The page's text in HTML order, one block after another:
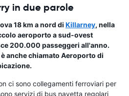
in due parole
18 km a nord di Killarney, nella
aeroporto a sud-ovest
200.000 passeggeri all'anno.
anche chiamato Aeroporto di
ci sono collegamenti ferroviari per
servizi di bus navetta regolari